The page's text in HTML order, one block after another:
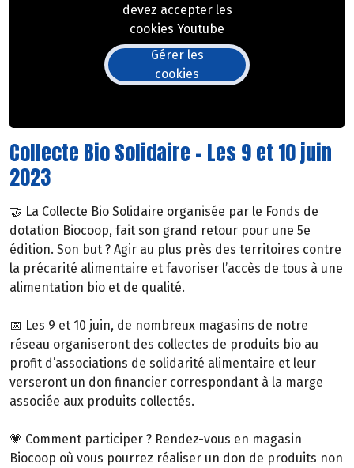
devez accepter les
cookies Youtube
Gérer les
cookies
Collecte Bio Solidaire - Les 9 et 10 juin
2023
🤝 La Collecte Bio Solidaire organisée par le Fonds de
dotation Biocoop, fait son grand retour pour une 5e
édition. Son but ? Agir au plus près des territoires contre
la précarité alimentaire et favoriser l’accès de tous à une
alimentation bio et de qualité.
📅 Les 9 et 10 juin, de nombreux magasins de notre
réseau organiseront des collectes de produits bio au
profit d’associations de solidarité alimentaire et leur
verseront un don financier correspondant à la marge
associée aux produits collectés.
💗 Comment participer ? Rendez-vous en magasin
Biocoop où vous pourrez réaliser un don de produits non